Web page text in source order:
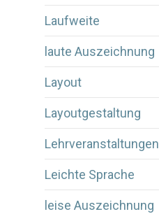
Laufweite
laute Auszeichnung
Layout
Layoutgestaltung
Lehrveranstaltungen
Leichte Sprache
leise Auszeichnung